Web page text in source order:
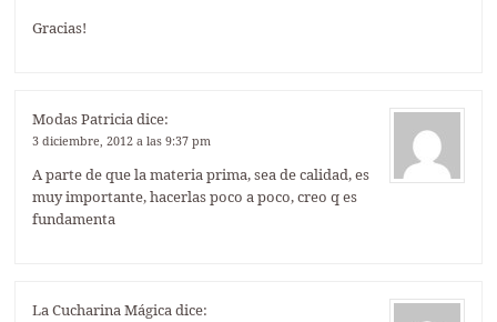
Gracias!
Modas Patriciadice:
3 diciembre, 2012 a las 9:37 pm
A parte de que la materia prima, sea de calidad, es
muy importante, hacerlas poco a poco, creo q es
fundamenta
La Cucharina Mágicadice: